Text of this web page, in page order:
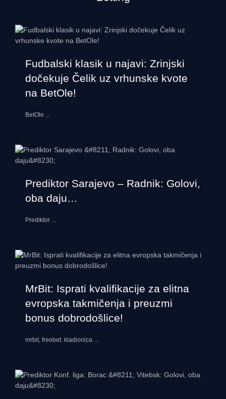
Fudbalski klasik u najavi: Zrinjski
dočekuje Čelik uz vrhunske kvote
na BetOle!
BetOle ...
Prediktor Sarajevo – Radnik: Golovi,
oba daju…
Prediktor ...
MrBit: Isprati kvalifikacije za elitna
evropska takmičenja i preuzmi
bonus dobrodošlice!
mrbit, freebet. kladionica ...